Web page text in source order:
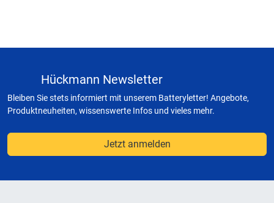
Hückmann Newsletter
Bleiben Sie stets informiert mit unserem Batteryletter! Angebote,
Produktneuheiten, wissenswerte Infos und vieles mehr.
Jetzt anmelden